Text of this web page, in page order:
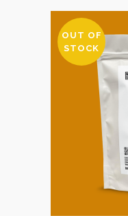
OUT OF
STOCK